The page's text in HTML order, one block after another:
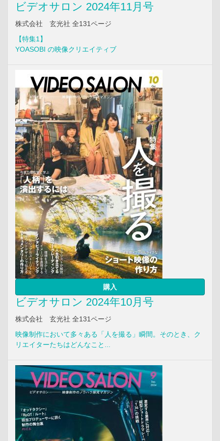
ビデオサロン 2024年11月号
株式会社 玄光社 全131ページ
【特集1】
YOASOBI の映像クリエイティブ
購入
ビデオサロン 2024年10月号
株式会社 玄光社 全131ページ
映像制作において多々ある「人を撮る」瞬間。そのとき、ク
リエイターたちはどんなこと...